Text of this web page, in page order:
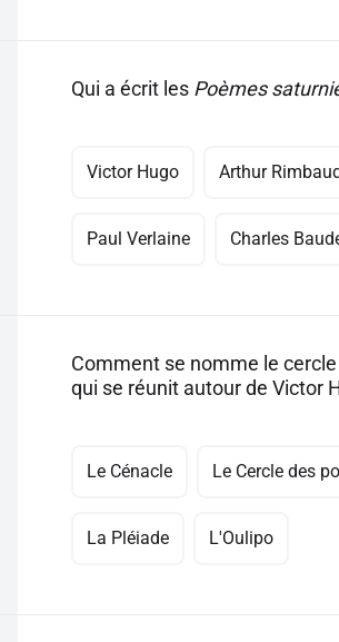
Qui a écrit les Poèmes
Victor Hugo Arthur
Paul Verlaine Charles
Comment se nomme le
qui se réunit autour de Victor
Le Cénacle Le Cercle des
La Pléiade L'Oulipo